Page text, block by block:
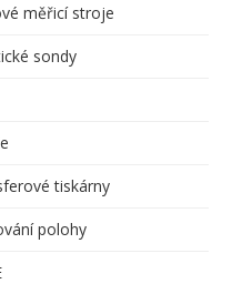
měřicí stroje
sondy
tiskárny
polohy